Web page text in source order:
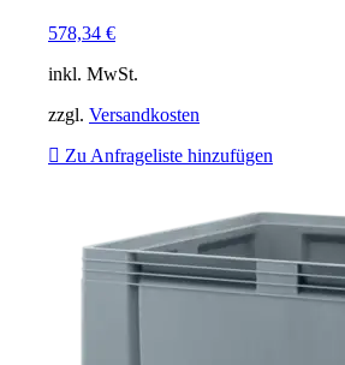
578,34 €
inkl. MwSt.
zzgl. Versandkosten
Zu Anfrageliste hinzufügen